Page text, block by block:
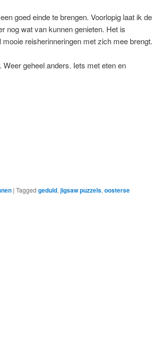
goed einde te brengen. Voorlopig laat ik de
nog wat van kunnen genieten. Het is
reisherinneringen met zich mee brengt.
geheel anders. Iets met eten en
| Tagged geduld, jigsaw puzzels, oosterse